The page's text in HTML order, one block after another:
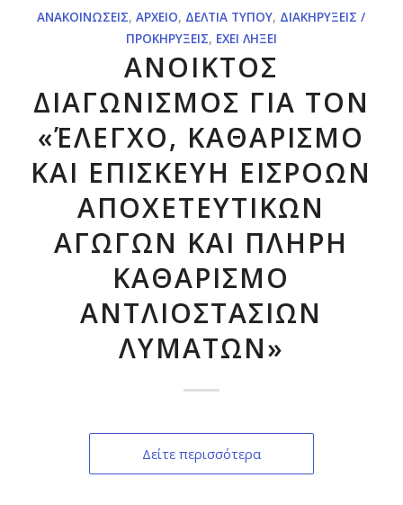
ΑΝΑΚΟΙΝΏΣΕΙΣ,ΑΡΧΕΊΟ, ΔΕΛΤΊΑ ΤΎΠΟΥ, ΔΙΑΚΗΡΎΞΕΙΣ /
ΠΡΟΚΗΡΎΞΕΙΣ, ΈΧΕΙ ΛΉΞΕΙ
ΑΝΟΙΚΤΟΣ
ΔΙΑΓΩΝΙΣΜΟΣ ΓΙΑ ΤOΝ
«ΈΛΕΓΧΟ, ΚΑΘΑΡΙΣΜΟ
ΚΑΙ ΕΠΙΣΚΕΥΗ ΕΙΣΡΟΩΝ
ΑΠΟΧΕΤΕΥΤΙΚΩΝ
ΑΓΩΓΩΝ ΚΑΙ ΠΛΗΡΗ
ΚΑΘΑΡΙΣΜΟ
ΑΝΤΛΙΟΣΤΑΣΙΩΝ
ΛΥΜΑΤΩΝ»
Δείτε περισσότερα